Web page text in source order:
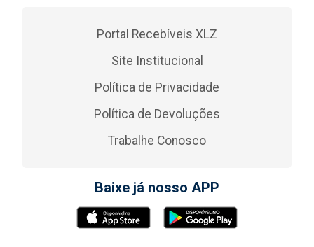
Portal Recebíveis XLZ
Site Institucional
Política de Privacidade
Política de Devoluções
Trabalhe Conosco
Baixe já nosso APP